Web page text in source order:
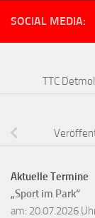
SOCIAL MEDIA:
TTC
Aktuelle Termine
„Sport im Park“
am: 20.07.2026